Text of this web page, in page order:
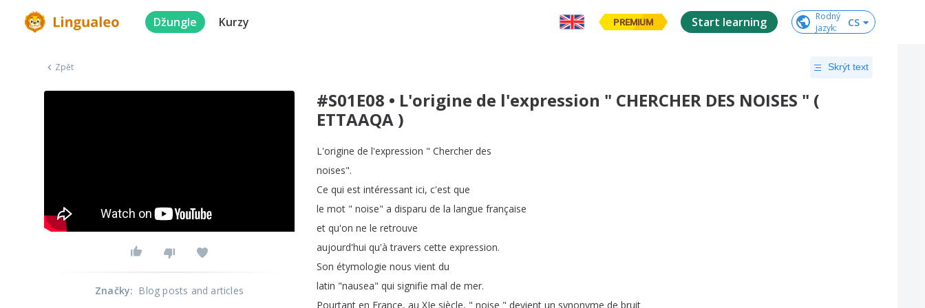
Džungle Kurzy PREMIUM Start learning
Rodný
jazyk: CS
Zpět Skrýt text
#S01E08 • L'origine de l'expression " CHERCHER DES NOISES " (
ETTAAQA )
L'origine de l'expression " Chercher des
noises".
Ce qui est intéressant ici, c'est que
le mot " noise" a disparu de la langue française
et qu'on ne le retrouve
aujourd'hui qu'à travers cette expression.
Son étymologie nous vient du
latin "nausea" qui signifie mal de mer.
Pourtant en France, au XIe siècle, " noise " devient un synonyme de bruit
Značky: Blog posts and articles